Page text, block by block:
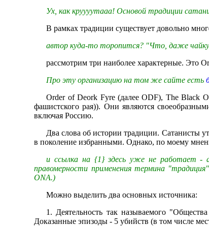
Ух, как круууутааа! Основой традиции
В рамках традиции существует довольно
автор куда-то торопится? "Что, даже
рассмотрим три наиболее характерные. Это
Про эту организацию на том же сайте есть
Order of Deork Fyre (далее ODF), The Black
фашистского рая)). Они являются
включая Россию.
Два слова об истории традиции. Сатанисты
в поколение избранными. Однако, по моему
и ссылка на {1} здесь уже не работает -
правомерности применения термина
ONA.)
Можно выделить два основных источника:
1. Деятельность так называемого
Доказанные эпизоды - 5 убийств (в том числе